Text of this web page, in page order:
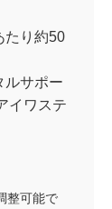
たり約50
ルサポー
イワステ
整可能で